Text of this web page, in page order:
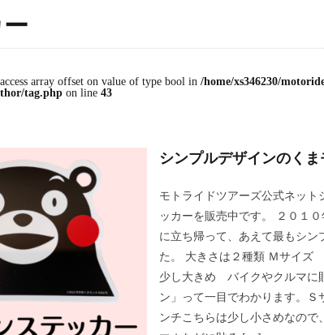
array offset on value of type bool in /home/xs346230/
tag.php on line 43
シンプルデザインのく
モトライドツアーズ公式ネット
ッカーを販売中です。 ２０１
に立ち帰って、あえて最もシン
た。 大きさは２種類 Ｍサイ
少し大きめ バイクやクルマに
ン」って一目でわかります。
ンチこちらは少し小さめなので